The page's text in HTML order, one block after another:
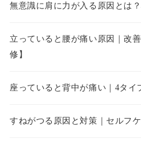
無意識に肩に力が入る原因とは
立っていると腰が痛い原因｜改
修】
座っていると背中が痛い｜4タイ
すねがつる原因と対策｜セルフ